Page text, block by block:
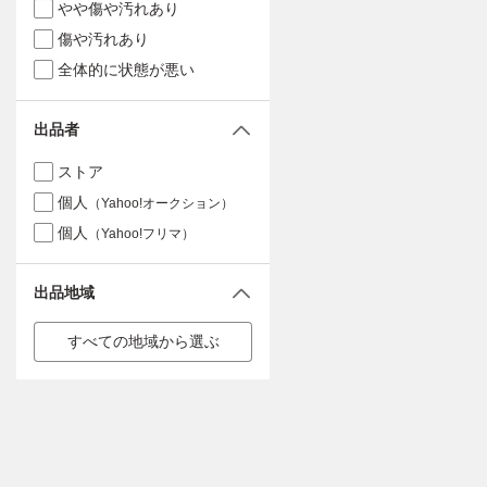
やや傷や汚れあり
傷や汚れあり
全体的に状態が悪い
出品者
ストア
個人
（Yahoo!オークション）
個人 （Yahoo!フリマ）
出品地域
すべての地域から選ぶ